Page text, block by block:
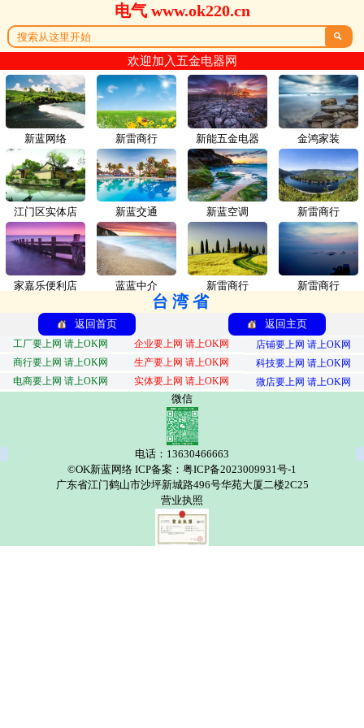
电气 www.ok220.cn

欢迎加入五金电器网
新蓝网络 新雷商行
江门区实体店 新蓝交通
家嘉乐便利店 蓝蓝中介
新能五金电器 金鸿家装
新蓝空调 新雷商行
新雷商行 新雷商行
台湾省
返回首页 返回主页
工厂要上网 请上OK网 企业要上网 请上OK网
店铺要上网 请上OK网
商行要上网 请上OK网
生产要上网 请上OK网
科技要上网 请上OK网
电商要上网 请上OK网
实体要上网 请上OK网 微店要上网 请上OK网
微信
电话：13630466663
©OK新蓝网络 ICP备案：粤ICP备2023009931号-1
广东省江门鹤山市沙坪新城路496号华苑大厦二楼2C25
营业执照